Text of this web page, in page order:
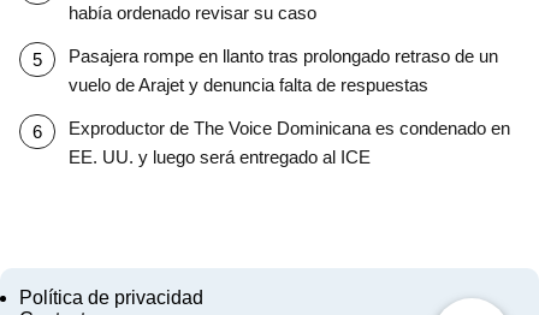
había ordenado revisar su caso
Pasajera rompe en llanto tras prolongado retraso de un
vuelo de Arajet y denuncia falta de respuestas
Exproductor de The Voice Dominicana es condenado en
EE. UU. y luego será entregado al ICE
Política de privacidad